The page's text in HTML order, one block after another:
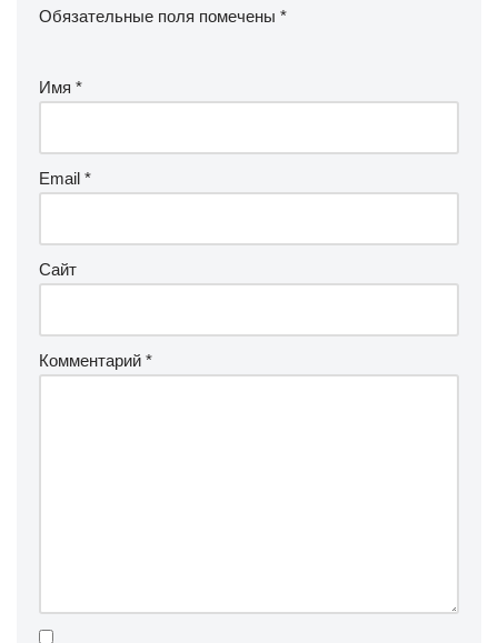
Обязательные поля помечены *
Имя *
Email *
Сайт
Комментарий *